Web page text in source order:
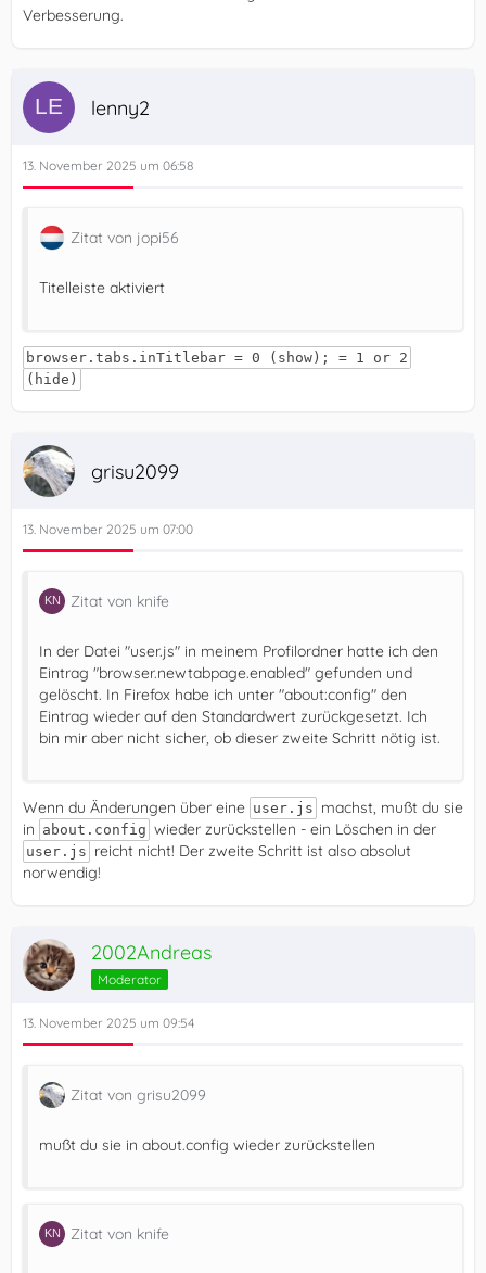
Verbesserung.
lenny2
13. November 2025 um 06:58
Zitat von jopi56
Titelleiste aktiviert
browser.tabs.inTitlebar = 0 (show); = 1 or 2
(hide)
grisu2099
13. November 2025 um 07:00
Zitat von knife
In der Datei "user.js" in meinem Profilordner hatte ich den
Eintrag "browser.newtabpage.enabled" gefunden und
gelöscht. In Firefox habe ich unter "about:config" den
Eintrag wieder auf den Standardwert zurückgesetzt. Ich
bin mir aber nicht sicher, ob dieser zweite Schritt nötig ist.
Wenn du Änderungen über eine user.js machst, mußt du sie
in about.config wieder zurückstellen - ein Löschen in der
user.js reicht nicht! Der zweite Schritt ist also absolut
norwendig!
2002Andreas
Moderator
13. November 2025 um 09:54
Zitat von grisu2099
mußt du sie in about.config wieder zurückstellen
Zitat von knife